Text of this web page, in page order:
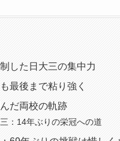
した日大三の集中力
最後まで粘り強く
だ両校の軌跡
：14年ぶりの栄冠への道